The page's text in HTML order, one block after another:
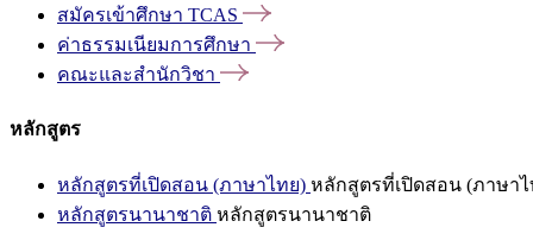
สมัครเข้าศึกษา TCAS
ค่าธรรมเนียมการศึกษา
คณะและสำนักวิชา
หลักสูตร
หลักสูตรที่เปิดสอน (ภาษาไทย) หลักสูตรที่เปิดสอน (ภาษาไ
หลักสูตรนานาชาติ หลักสูตรนานาชาติ